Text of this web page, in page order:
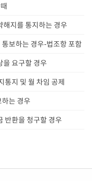
해지를 통지하는 경우
보하는 경우-법조항 포함
을 요구할 경우
통지 및 월 차임 공제
는 경우
반환을 청구할 경우